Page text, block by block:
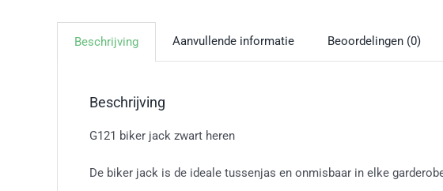
Beschrijving Aanvullende informatie Beoordelingen (0)
Beschrijving
G121 biker jack zwart heren
De biker jack is de ideale tussenjas en onmisbaar in elke